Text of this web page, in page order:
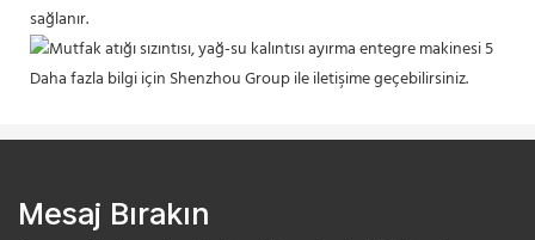
sağlanır.
Daha fazla bilgi için Shenzhou Group ile iletişime geçebilirsiniz.
Mesaj Bırakın